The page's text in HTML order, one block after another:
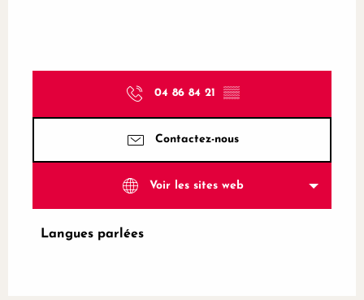
04 86 84 21 ▒▒
Contactez-nous
Voir les sites web
Langues parlées
Langues parlées